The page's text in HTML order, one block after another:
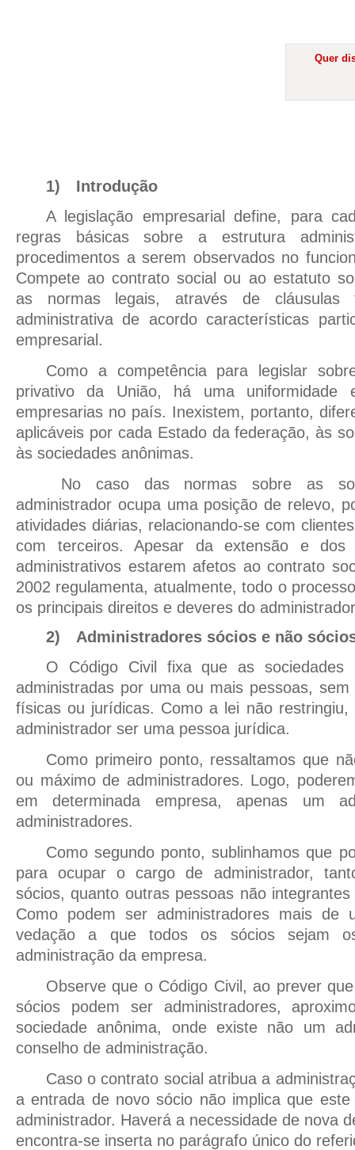
Quer
1)
Introdução
A legislação empresarial define, para
regras básicas sobre a estrutura
procedimentos a serem observados no
Compete ao contrato social ou ao estatuto
as normas legais, através de cláusulas
administrativa de acordo características
empresarial.
Como a competência para legislar
privativo da União, há uma uniformidade
empresarias no país. Inexistem, portanto,
aplicáveis por cada Estado da federação, às
às sociedades anônimas.
No caso das normas sobre as
administrador ocupa uma posição de relevo,
atividades diárias, relacionando-se com
com terceiros. Apesar da extensão e dos
administrativos estarem afetos ao contrato
2002 regulamenta, atualmente, todo o
os principais direitos e deveres do
2)
Administradores sócios e não
O Código Civil fixa que as sociedades
administradas por uma ou mais pessoas,
físicas ou jurídicas. Como a lei não restringiu,
administrador ser uma pessoa jurídica.
Como primeiro ponto, ressaltamos que
ou máximo de administradores. Logo,
em determinada empresa, apenas um
administradores.
Como segundo ponto, sublinhamos que
para ocupar o cargo de administrador,
sócios, quanto outras pessoas não
Como podem ser administradores mais de
vedação a que todos os sócios sejam
administração da empresa.
Observe que o Código Civil, ao prever
sócios podem ser administradores,
sociedade anônima, onde existe não um
conselho de administração.
Caso o contrato social atribua a
a entrada de novo sócio não implica que
administrador. Haverá a necessidade de nova
encontra-se inserta no parágrafo único do